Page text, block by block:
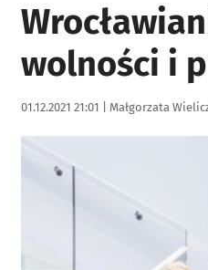
wolności i
Data publikacji:
01.12.2021 21:01 | Autor:
Małgorzata